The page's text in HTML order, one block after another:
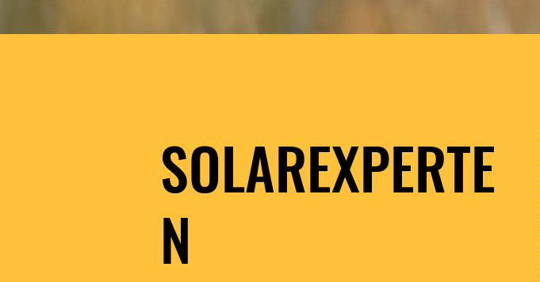
SOLAREXPERTE
N